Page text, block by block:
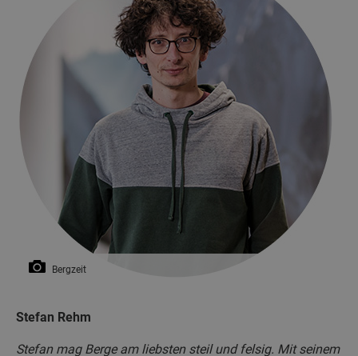
Bergzeit
Stefan Rehm
Stefan mag Berge am liebsten steil und felsig. Mit seinem